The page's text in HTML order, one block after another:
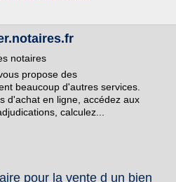
notaires
propose des
beaucoup d'autres services.
d'achat en ligne, accédez aux
calculez...
pour la vente d un bien